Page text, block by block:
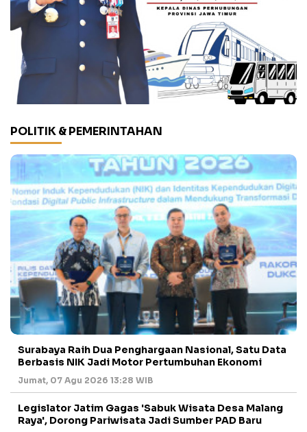
POLITIK & PEMERINTAHAN
Surabaya Raih Dua Penghargaan Nasional, Satu Data
Berbasis NIK Jadi Motor Pertumbuhan Ekonomi
Jumat, 07 Agu 2026 13:28 WIB
Legislator Jatim Gagas 'Sabuk Wisata Desa Malang
Raya', Dorong Pariwisata Jadi Sumber PAD Baru